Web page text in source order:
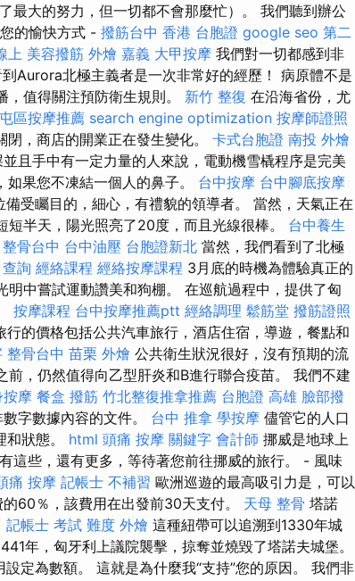
最大的努力，但一切都不會那麼忙）。 我們聽到辦公
的愉快方式 - 撥筋台中 香港 台胞證 google seo 第二
上 美容撥筋 外燴 嘉義 大甲按摩 我們對一切都感到非
Aurora北極主義者是一次非常好的經歷！ 病原體不是
值得關注預防衛生規則。 新竹 整復 在沿海省份，尤
區按摩推薦 search engine optimization 按摩師證照
，商店的開業正在發生變化。 卡式台胞證 南投 外燴
且手中有一定力量的人來說，電動機雪橇程序是完美
如果您不凍結一個人的鼻子。 台中按摩 台中腳底按摩
受矚目的，細心，有禮貌的領導者。 當然，天氣正在
半天，陽光照亮了20度，而且光線很棒。 台中養生
整骨台中 台中油壓 台胞證新北 當然，我們看到了北極
詢 經絡課程 經絡按摩課程 3月底的時機為體驗真正的
中嘗試運動讚美和狗棚。 在巡航過程中，提供了匈
按摩課程 台中按摩推薦ptt 經絡調理 鬆筋堂 撥筋證照
行的價格包括公共汽車旅行，酒店住宿，導遊，餐點和
整骨台中 苗栗 外燴 公共衛生狀況很好，沒有預期的流
，仍然值得向乙型肝炎和B進行聯合疫苗。 我們不建
按摩 餐盒 撥筋 竹北整復推拿推薦 台胞證 高雄 臉部撥
字數據內容的文件。 台中 推拿 學按摩 儘管它的人口
狀態。 html 頭痛 按摩 關鍵字 會計師 挪威是地球上
這些，還有更多，等待著您前往挪威的旅行。 - 風味
痛 按摩 記帳士 不補習 歐洲巡遊的最高吸引力是，可以
60％，該費用在出發前30天支付。 天母 整骨 塔諾
記帳士 考試 難度 外燴 這種紐帶可以追溯到1330年城
年，匈牙利上議院襲擊，掠奪並燒毀了塔諾夫城堡。
定為數額。 這就是為什麼我“支持”您的原因。 我們非